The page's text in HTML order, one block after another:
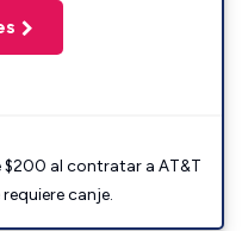
al contratar a AT&T
canje.